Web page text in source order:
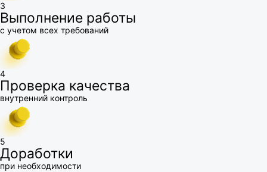
3
Выполнение работы
с учетом всех требований
4
Проверка качества
внутренний контроль
5
Доработки
при необходимости